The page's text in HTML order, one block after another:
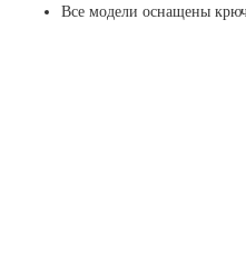
Все модели оснащены